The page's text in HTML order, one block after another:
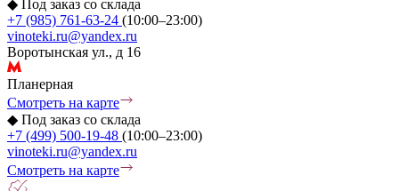
◆ Под заказ со склада
+7 (985) 761-63-24 (10:00–23:00)
vinoteki.ru@yandex.ru
Воротынская ул., д 16
Планерная
Смотреть на карте
◆ Под заказ со склада
+7 (499) 500-19-48 (10:00–23:00)
vinoteki.ru@yandex.ru
Смотреть на карте